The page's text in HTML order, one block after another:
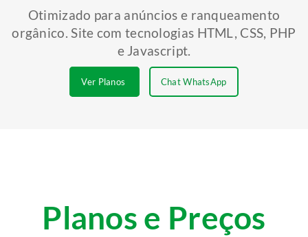
Otimizado para anúncios e ranqueamento
orgânico. Site com tecnologias HTML, CSS, PHP
e Javascript.
Ver Planos Chat WhatsApp
Planos e Preços